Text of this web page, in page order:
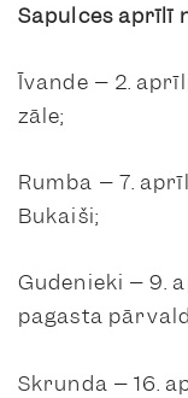
Sapulces aprīlī
Īvande – 2.
zāle;
Rumba – 7.
Bukaiši;
Gudenieki – 9.
pagasta
Skrunda – 16.